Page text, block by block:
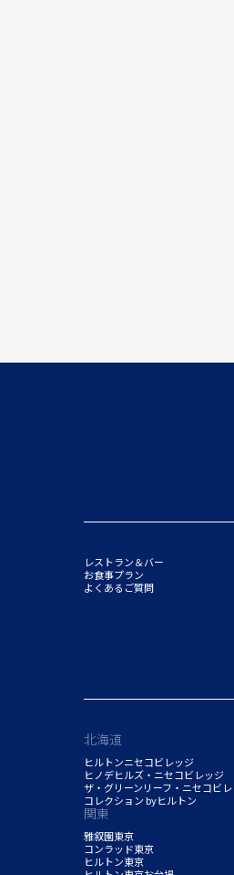
レストラン＆バー
お食事プラン
よくあるご質問
北海道
ヒルトンニセコビレッジ
ヒノデヒルズ・ニセコビレッジ
ザ・グリーンリーフ・ニセコビ
コレクション byヒルトン
関東
雅叙園東京
コンラッド東京
ヒルトン東京